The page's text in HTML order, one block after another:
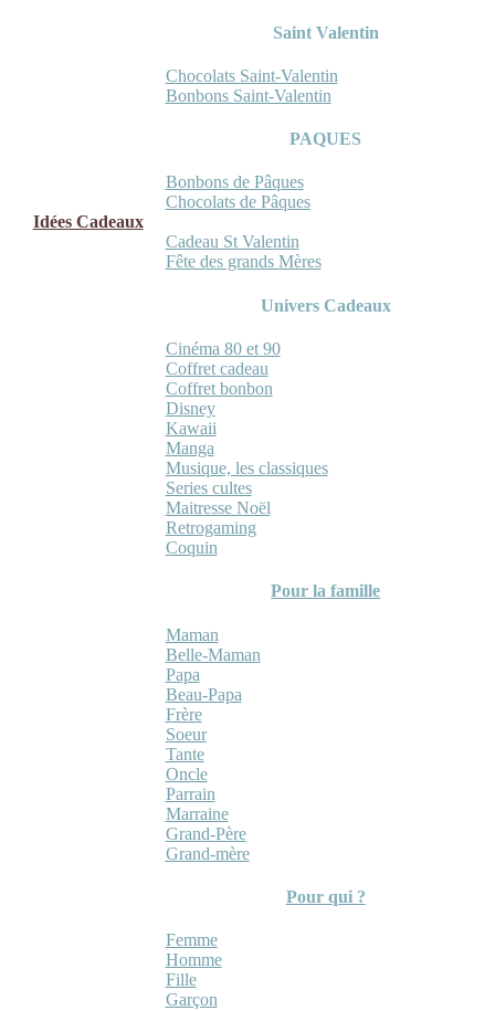
Saint Valentin
Chocolats Saint-Valentin
Bonbons Saint-Valentin
PAQUES
Bonbons de Pâques
Chocolats de Pâques
Idées Cadeaux
Cadeau St Valentin
Fête des grands Mères
Univers Cadeaux
Cinéma 80 et 90
Coffret cadeau
Coffret bonbon
Disney
Kawaii
Manga
Musique, les classiques
Series cultes
Maitresse Noël
Retrogaming
Coquin
Pour la famille
Maman
Belle-Maman
Papa
Beau-Papa
Frère
Soeur
Tante
Oncle
Parrain
Marraine
Grand-Père
Grand-mère
Pour qui ?
Femme
Homme
Fille
Garçon